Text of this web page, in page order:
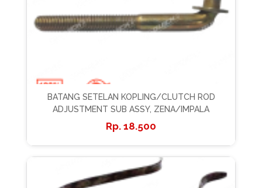
BATANG SETELAN KOPLING/CLUTCH ROD
ADJUSTMENT SUB ASSY, ZENA/IMPALA
18.500